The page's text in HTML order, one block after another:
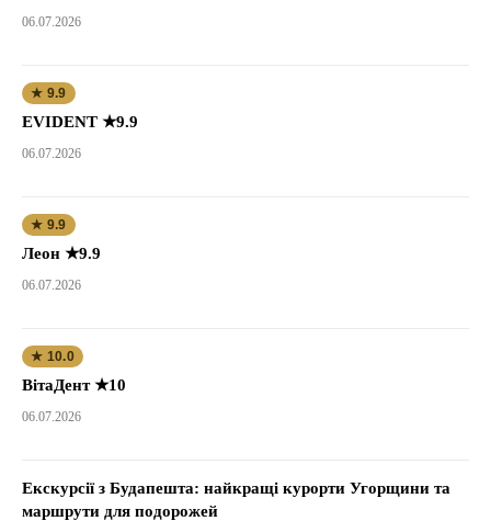
06.07.2026
★ 9.9
EVIDENT ★9.9
06.07.2026
★ 9.9
Леон ★9.9
06.07.2026
★ 10.0
ВітаДент ★10
06.07.2026
Екскурсії з Будапешта: найкращі курорти Угорщини та
маршрути для подорожей